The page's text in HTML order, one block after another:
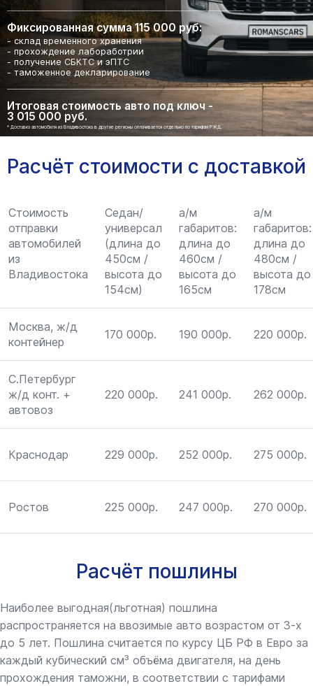
Фиксированная сумма 115 000 руб:
- склад временного хранения
- прохождение лабоработрии
- получение СБКТС и эПТС
- таможенное декларирование
Итоговая стоимость авто под ключ -
3 015 000 руб.
* Доставка автомобиля из Владивостока в другие регионы оплачивается отдельно по тарифам РЖД.
Расчёт стоимости с доставкой
Стоимость
отправки
автомобилей
из
Владивостока
Седан/
универсал
(длина до
450см /
высота до
154см)
а/м
габаритов:
длина до
460см /
высота до
165см
а/м
габаритов:
длина до
480см /
высота до
178см
Москва, ж/д
контейнер
170 000р. 190 000р. 220 000р.
С.Петербург
ж/д конт. +
автовоз
220 000р. 241 000р. 262 000р.
Краснодар 229 000р. 252 000р. 275 000р.
Ростов 225 000р. 247 000р. 270 000р.
Расчёт пошлины
Наиболее выгодная(льготная) пошлина
распространяется на ввозимые авто возрастом от 3-х
до 5 лет. Пошлина считается по курсу ЦБ РФ в Евро за
каждый кубический см³ объёма двигателя, на день
прохождения таможни, в соответствии с тарифами